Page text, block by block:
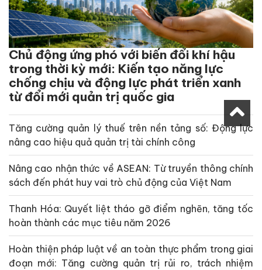
Chủ động ứng phó với biến đổi khí hậu
trong thời kỳ mới: Kiến tạo năng lực
chống chịu và động lực phát triển xanh
từ đổi mới quản trị quốc gia
Tăng cường quản lý thuế trên nền tảng số: Động lực
nâng cao hiệu quả quản trị tài chính công
Nâng cao nhận thức về ASEAN: Từ truyền thông chính
sách đến phát huy vai trò chủ động của Việt Nam
Thanh Hóa: Quyết liệt tháo gỡ điểm nghẽn, tăng tốc
hoàn thành các mục tiêu năm 2026
Hoàn thiện pháp luật về an toàn thực phẩm trong giai
đoạn mới: Tăng cường quản trị rủi ro, trách nhiệm